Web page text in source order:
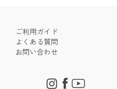
ご利用ガイド
よくある質問
お問い合わせ